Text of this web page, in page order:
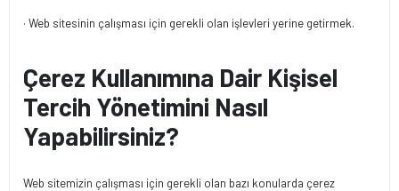
· Web sitesinin çalışması için gerekli olan işlevleri yerine getirmek.
Çerez Kullanımına Dair Kişisel
Tercih Yönetimini Nasıl
Yapabilirsiniz?
Web sitemizin çalışması için gerekli olan bazı konularda çerez